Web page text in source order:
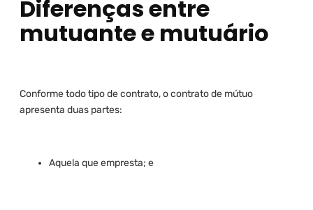
Diferenças entre
mutuante e mutuário
Conforme todo tipo de contrato, o contrato de mútuo
apresenta duas partes:
Aquela que empresta; e